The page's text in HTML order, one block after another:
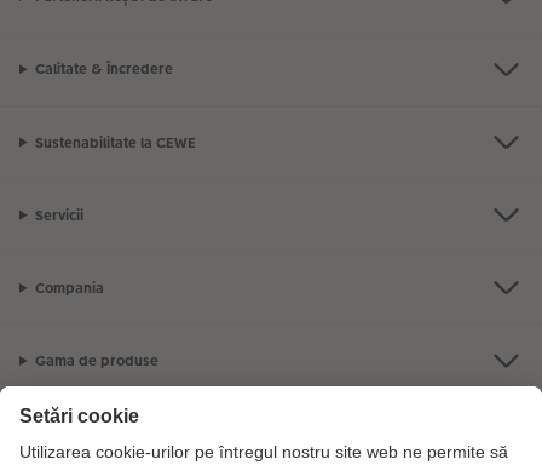
Calitate & Încredere
Sustenabilitate la CEWE
Servicii
Compania
Gama de produse